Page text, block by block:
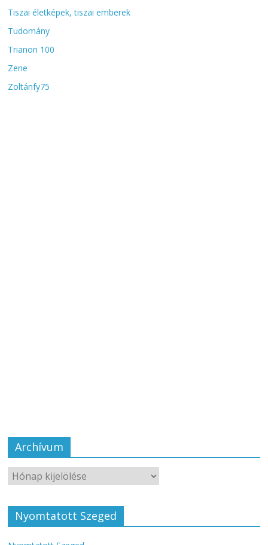
Tiszai életképek, tiszai emberek
Tudomány
Trianon 100
Zene
Zoltánfy75
Archívum
Nyomtatott Szeged